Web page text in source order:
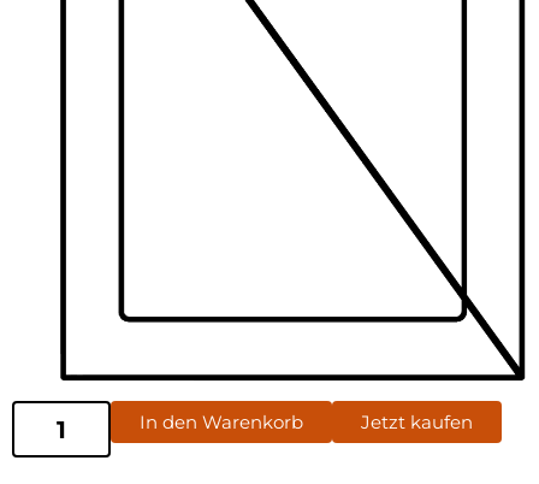
In den Warenkorb Jetzt kaufen